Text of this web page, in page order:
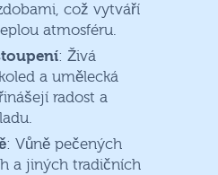
což vytváří
atmosféru.
: Živá
a umělecká
radost a
: Vůně pečených
a jiných tradičních